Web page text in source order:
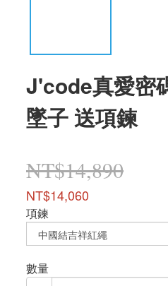
J'code真愛密
墜子 送項鍊
NT$14,890
NT$14,060
項鍊
數量